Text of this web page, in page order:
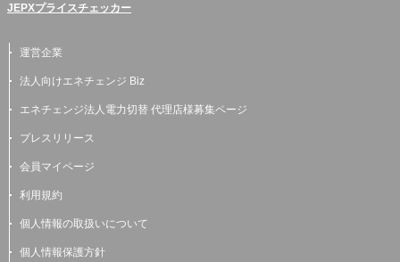
JEPXプライスチェッカー
運営企業
法人向けエネチェンジ Biz
エネチェンジ法人電力切替 代理店様募集ページ
プレスリリース
会員マイページ
利用規約
個人情報の取扱いについて
個人情報保護方針